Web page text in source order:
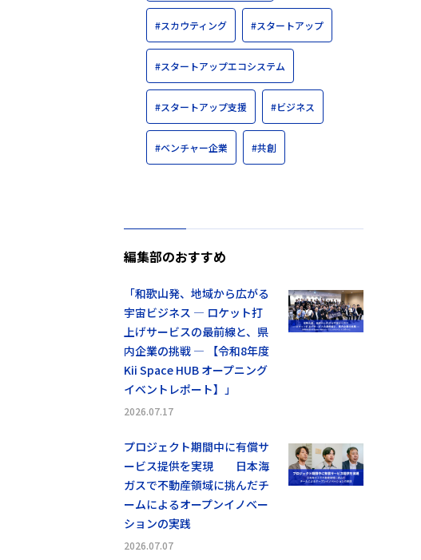
#スカウティング #スタートアップ
#スタートアップエコシステム
#スタートアップ支援 #ビジネス
#ベンチャー企業 #共創
編集部のおすすめ
「和歌山発、地域から広がる
宇宙ビジネス ― ロケット打
上げサービスの最前線と、県
内企業の挑戦 ― 【令和8年度
Kii Space HUB オープニング
イベントレポート】」
2026.07.17
プロジェクト期間中に有償サ
ービス提供を実現 日本海
ガスで不動産領域に挑んだチ
ームによるオープンイノベー
ションの実践
2026.07.07